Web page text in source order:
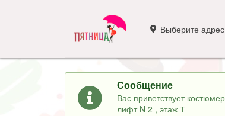
Выберите адрес
Сообщение
Вас приветствует
лифт N 2 , этаж Т